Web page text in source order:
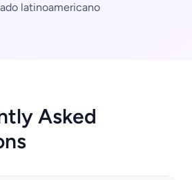
latinoamericano
Asked